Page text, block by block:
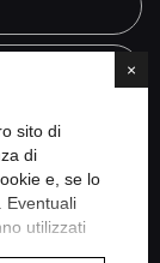
×
sito di
di
e, se lo
Eventuali
utilizzati